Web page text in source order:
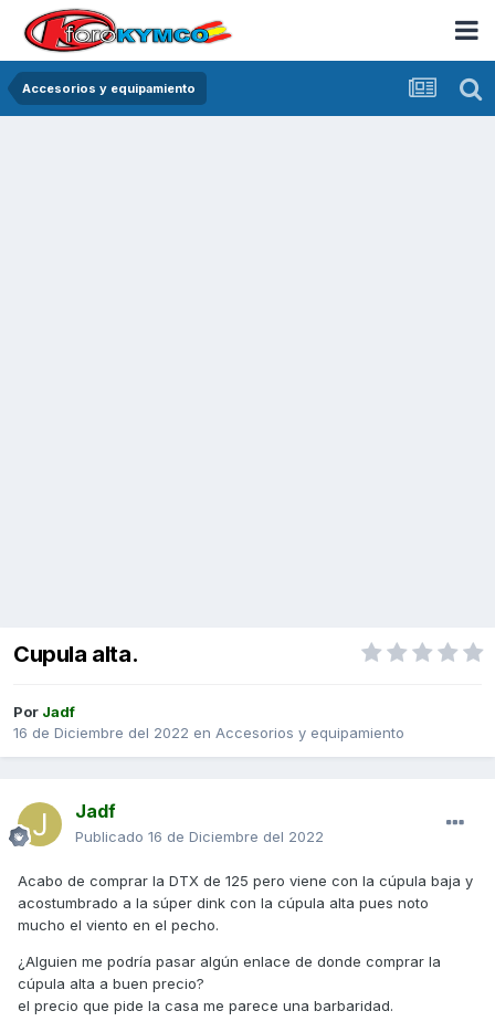
Accesorios y equipamiento
Cupula alta.
Por Jadf
16 de Diciembre del 2022 en Accesorios y equipamiento
Jadf
Publicado 16 de Diciembre del 2022
Acabo de comprar la DTX de 125 pero viene con la cúpula baja y
acostumbrado a la súper dink con la cúpula alta pues noto
mucho el viento en el pecho.
¿Alguien me podría pasar algún enlace de donde comprar la
cúpula alta a buen precio?
el precio que pide la casa me parece una barbaridad.